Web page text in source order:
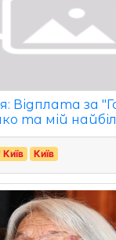
Відплата за
та мій
Київ